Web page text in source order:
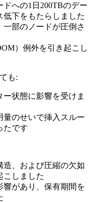
への1日200TBのデー
低下をもたらしました
部のノードが圧倒さ
）例外を引き起こし
も:
状態に影響を受けま
量のせいで挿入スルー
たです
造、および圧縮の欠如
こしました
響があり、保有期間を